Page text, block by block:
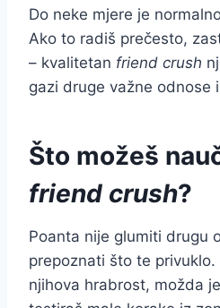
Do neke mjere je
Ako to radiš prečesto,
– kvalitetan friend crush
gazi druge važne odnose
Što možeš
friend crush?
Poanta nije glumiti drugu
prepoznati što te
njihova hrabrost, možda